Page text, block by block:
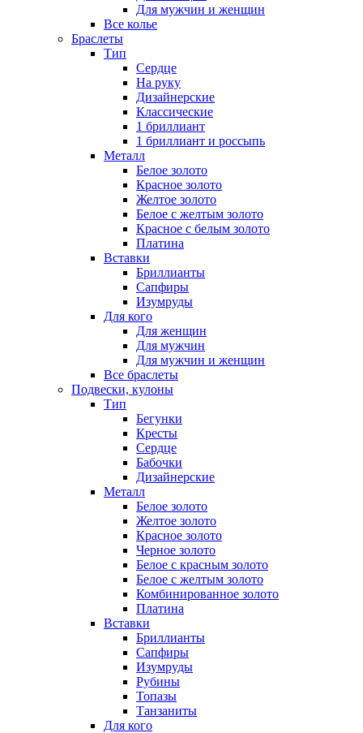
Для мужчин и женщин
Все колье
Браслеты
Тип
Сердце
На руку
Дизайнерские
Классические
1 бриллиант
1 бриллиант и россыпь
Металл
Белое золото
Красное золото
Желтое золото
Белое с желтым золото
Красное с белым золото
Платина
Вставки
Бриллианты
Сапфиры
Изумруды
Для кого
Для женщин
Для мужчин
Для мужчин и женщин
Все браслеты
Подвески, кулоны
Тип
Бегунки
Кресты
Сердце
Бабочки
Дизайнерские
Металл
Белое золото
Желтое золото
Красное золото
Черное золото
Белое с красным золото
Белое с желтым золото
Комбинированное золото
Платина
Вставки
Бриллианты
Сапфиры
Изумруды
Рубины
Топазы
Танзаниты
Для кого